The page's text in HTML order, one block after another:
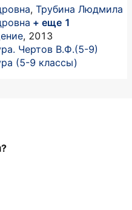
, Трубина Людмила
+ еще 1
, 2013
Чертов В.Ф.(5-9)
(5-9 классы)